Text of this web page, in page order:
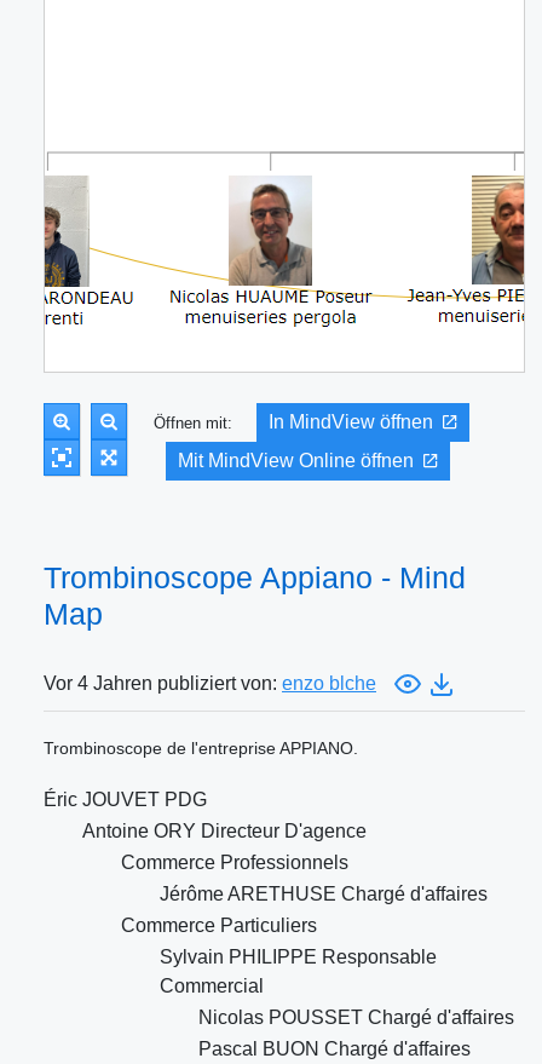
Öffnen mit:
In MindView öffnen
Mit MindView Online öffnen
Trombinoscope Appiano - Mind
Map
Vor 4 Jahren publiziert von: enzo blche
Trombinoscope de l'entreprise APPIANO.
Éric JOUVET PDG
Antoine ORY Directeur D'agence
Commerce Professionnels
Jérôme ARETHUSE Chargé d'affaires
Commerce Particuliers
Sylvain PHILIPPE Responsable
Commercial
Nicolas POUSSET Chargé d'affaires
Pascal BUON Chargé d'affaires